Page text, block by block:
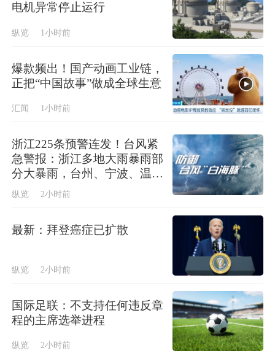
电机异常停止运行
纵览 1小时前
爆款频出！国产动画工业链，
正把“中国故事”做成全球生意
汇闻 1小时前
浙江225条预警连发！台风紧
急警报：浙江多地大雨暴雨部
分大暴雨，台州、宁波、温
州、丽水、金华、绍兴等地局
纵览 2小时前
最新：拜登癌症已扩散
纵览 2小时前
国际足联：不支持任何违反章
程的主席选举进程
纵览 2小时前